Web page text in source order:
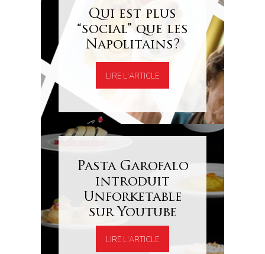
Qui est plus
“social” que les
Napolitains?
LIRE L'ARTICLE
Pasta Garofalo
introduit
Unforketable
sur Youtube
LIRE L'ARTICLE